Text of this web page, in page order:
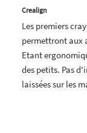
Crealign
Les premiers
permettront aux
Etant
des petits. Pas
laissées sur les